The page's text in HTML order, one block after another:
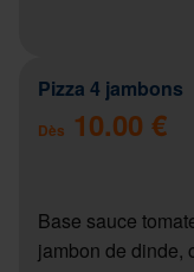
Pizza 4 jambons
Dès 10.00 €
Base sauce
jambon de dinde,